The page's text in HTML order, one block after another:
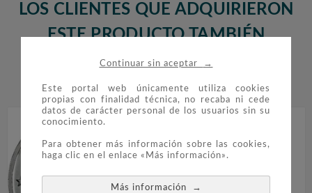
Continuar sin aceptar →
Este portal web únicamente utiliza cookies
propias con finalidad técnica, no recaba ni cede
datos de carácter personal de los usuarios sin su
conocimiento.
Para obtener más información sobre las cookies,
haga clic en el enlace «Más información».
Más información →
LOS CLIENTES QUE ADQUIRIERON
ESTE PRODUCTO TAMBIÉN
COMPRARON:
 